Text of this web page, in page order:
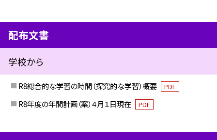
配布文書
学校から
R8総合的な学習の時間（探究的な学習）概要 PDF
R8年度の年間計画（案）４月１日現在 PDF